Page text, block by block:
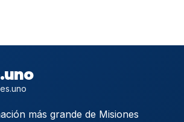
más grande de Misiones